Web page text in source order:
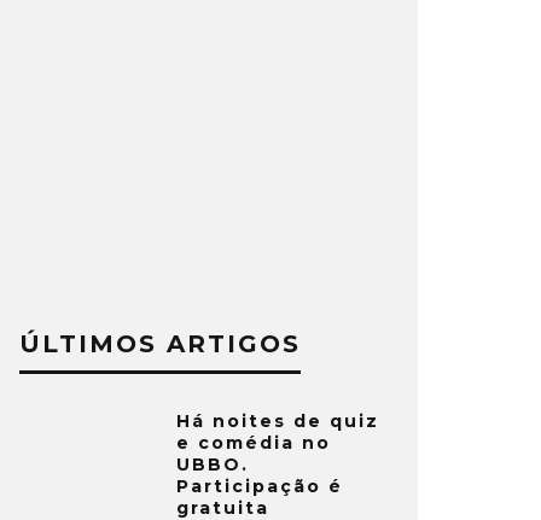
ÚLTIMOS ARTIGOS
Há noites de quiz
e comédia no
UBBO.
Participação é
gratuita